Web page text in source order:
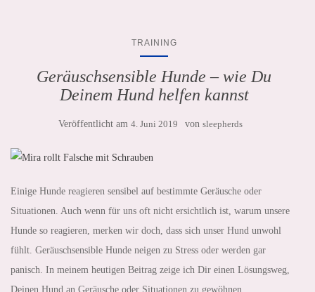
TRAINING
Geräuschsensible Hunde – wie Du
Deinem Hund helfen kannst
Veröffentlicht am 4. Juni 2019 von sleepherds
Einige Hunde reagieren sensibel auf bestimmte Geräusche oder
Situationen. Auch wenn für uns oft nicht ersichtlich ist, warum unsere
Hunde so reagieren, merken wir doch, dass sich unser Hund unwohl
fühlt. Geräuschsensible Hunde neigen zu Stress oder werden gar
panisch. In meinem heutigen Beitrag zeige ich Dir einen Lösungsweg,
Deinen Hund an Geräusche oder Situationen zu gewöhnen.